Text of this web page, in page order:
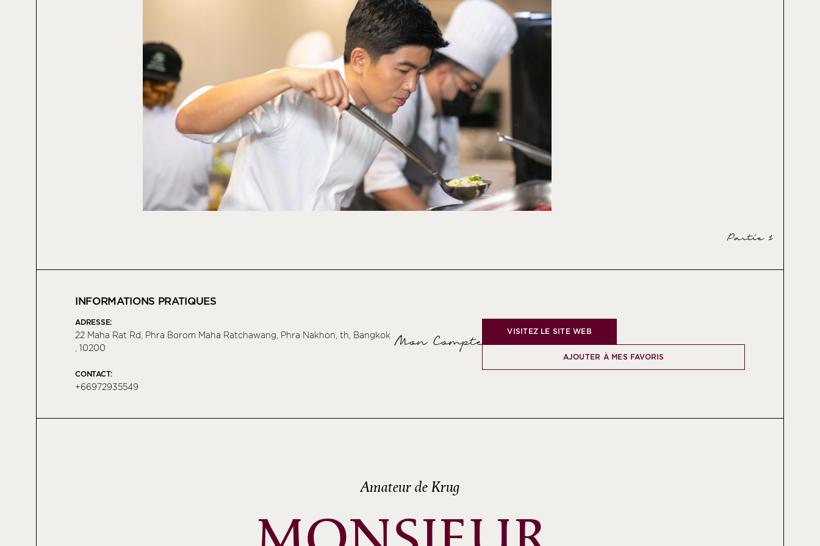
Partie 1
INFORMATIONS PRATIQUES
ADRESSE:
22 Maha Rat Rd, Phra Borom Maha Ratchawang, Phra Nakhon, th, Bangkok
, 10200
CONTACT:
+66972935549
Mon Compte
VISITEZ LE SITE WEB
AJOUTER À MES FAVORIS
Amateur de Krug